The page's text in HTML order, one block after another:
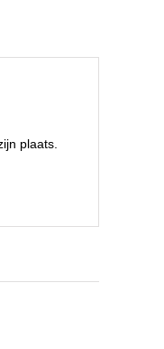
plaats.